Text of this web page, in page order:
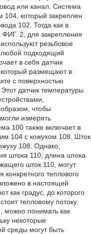
или канал. Система
104, который закреплен
102. Тогда как в
2, для закрепления
резьбовое
любой подходящий
в себя датчик
размещают в
с поверхностью
датчик температуры
чтобы
измерять
100 также включает в
104 с кожухом 108. Шток
108. Однако,
штока 110; длина штока
шток 110, могут
теплового
в настоящей
как градус, до которого
тепловому потоку.
можно понимать как
некоторые
среды могут быть